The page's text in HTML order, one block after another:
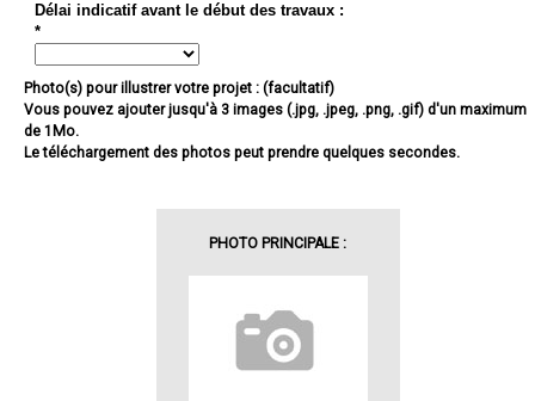
Délai indicatif avant le début des travaux :
*
Photo(s) pour illustrer votre projet : (facultatif)
Vous pouvez ajouter jusqu'à 3 images (.jpg, .jpeg, .png, .gif) d'un maximum
de 1Mo.
Le téléchargement des photos peut prendre quelques secondes.
PHOTO PRINCIPALE :